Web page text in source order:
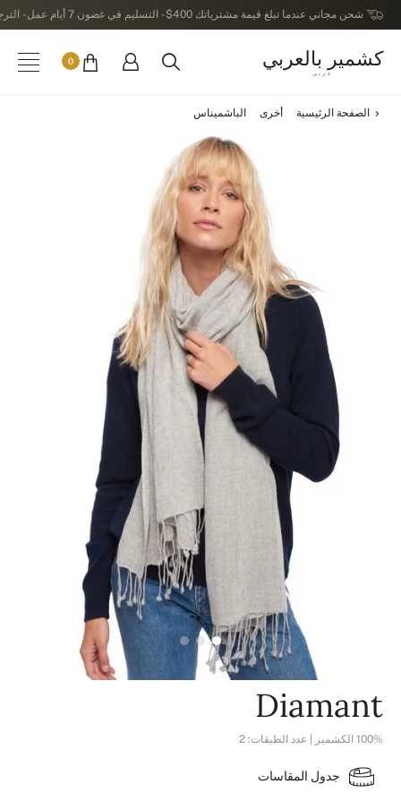
شحن مجاني عندما تبلغ قيمة مشترياتك 400$ - التسليم في غضون 7 أيام عمل - الترجيع في خلال 14 يوماً بعد الاستلام
كشمير بالعربي
عربى
0
الصفحة الرئيسية أخرى الباشميناس
Diamant
100% الكشمير | عدد الطبقات: 2
جدول المقاسات